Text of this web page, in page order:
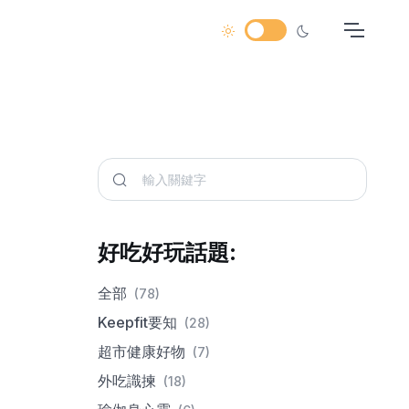
好吃好玩話題:
全部 (78)
Keepfit要知 (28)
超市健康好物 (7)
外吃識揀 (18)